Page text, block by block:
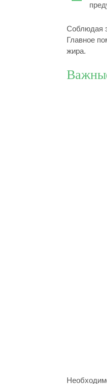
Соблюдая
Главное
жира.